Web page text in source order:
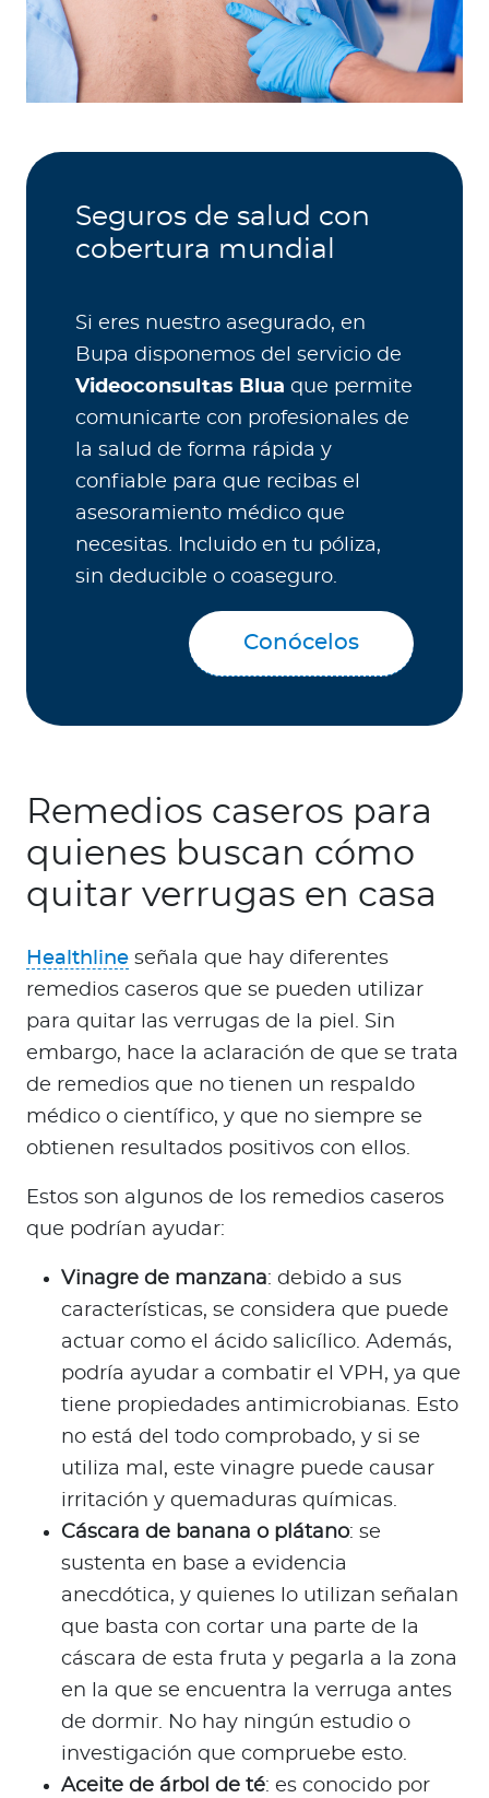
Seguros de salud con
cobertura mundial
Si eres nuestro asegurado, en
Bupa disponemos del servicio de
Videoconsultas Blua que permite
comunicarte con profesionales de
la salud de forma rápida y
confiable para que recibas el
asesoramiento médico que
necesitas. Incluido en tu póliza,
sin deducible o coaseguro.
Conócelos
Remedios caseros para
quienes buscan cómo
quitar verrugas en casa
Healthline señala que hay diferentes
remedios caseros que se pueden utilizar
para quitar las verrugas de la piel. Sin
embargo, hace la aclaración de que se trata
de remedios que no tienen un respaldo
médico o científico, y que no siempre se
obtienen resultados positivos con ellos.
Estos son algunos de los remedios caseros
que podrían ayudar:
Vinagre de manzana: debido a sus
características, se considera que puede
actuar como el ácido salicílico. Además,
podría ayudar a combatir el VPH, ya que
tiene propiedades antimicrobianas. Esto
no está del todo comprobado, y si se
utiliza mal, este vinagre puede causar
irritación y quemaduras químicas.
Cáscara de banana o plátano: se
sustenta en base a evidencia
anecdótica, y quienes lo utilizan señalan
que basta con cortar una parte de la
cáscara de esta fruta y pegarla a la zona
en la que se encuentra la verruga antes
de dormir. No hay ningún estudio o
investigación que compruebe esto.
Aceite de árbol de té: es conocido por